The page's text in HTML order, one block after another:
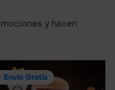
y hacen
Envío Gratis